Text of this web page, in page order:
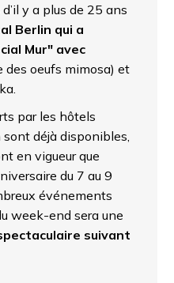
y a plus de 25 ans
Berlin qui a
Mur" avec
des oeufs mimosa) et
par les hôtels
déjà disponibles,
en vigueur que
du 7 au 9
événements
week-end sera une
suivant